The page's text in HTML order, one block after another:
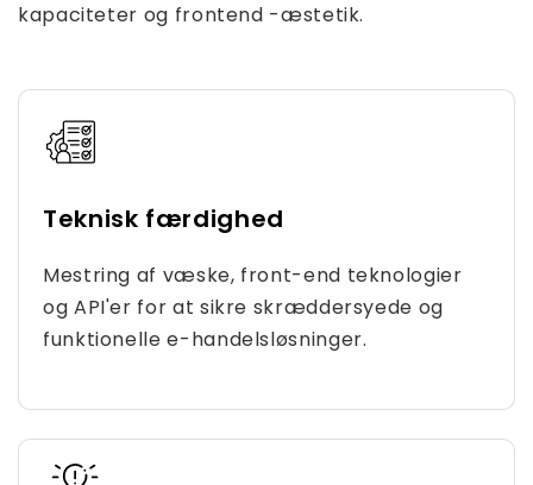
kapaciteter og frontend -æstetik.
Teknisk færdighed
Mestring af væske, front-end teknologier
og API'er for at sikre skræddersyede og
funktionelle e-handelsløsninger.